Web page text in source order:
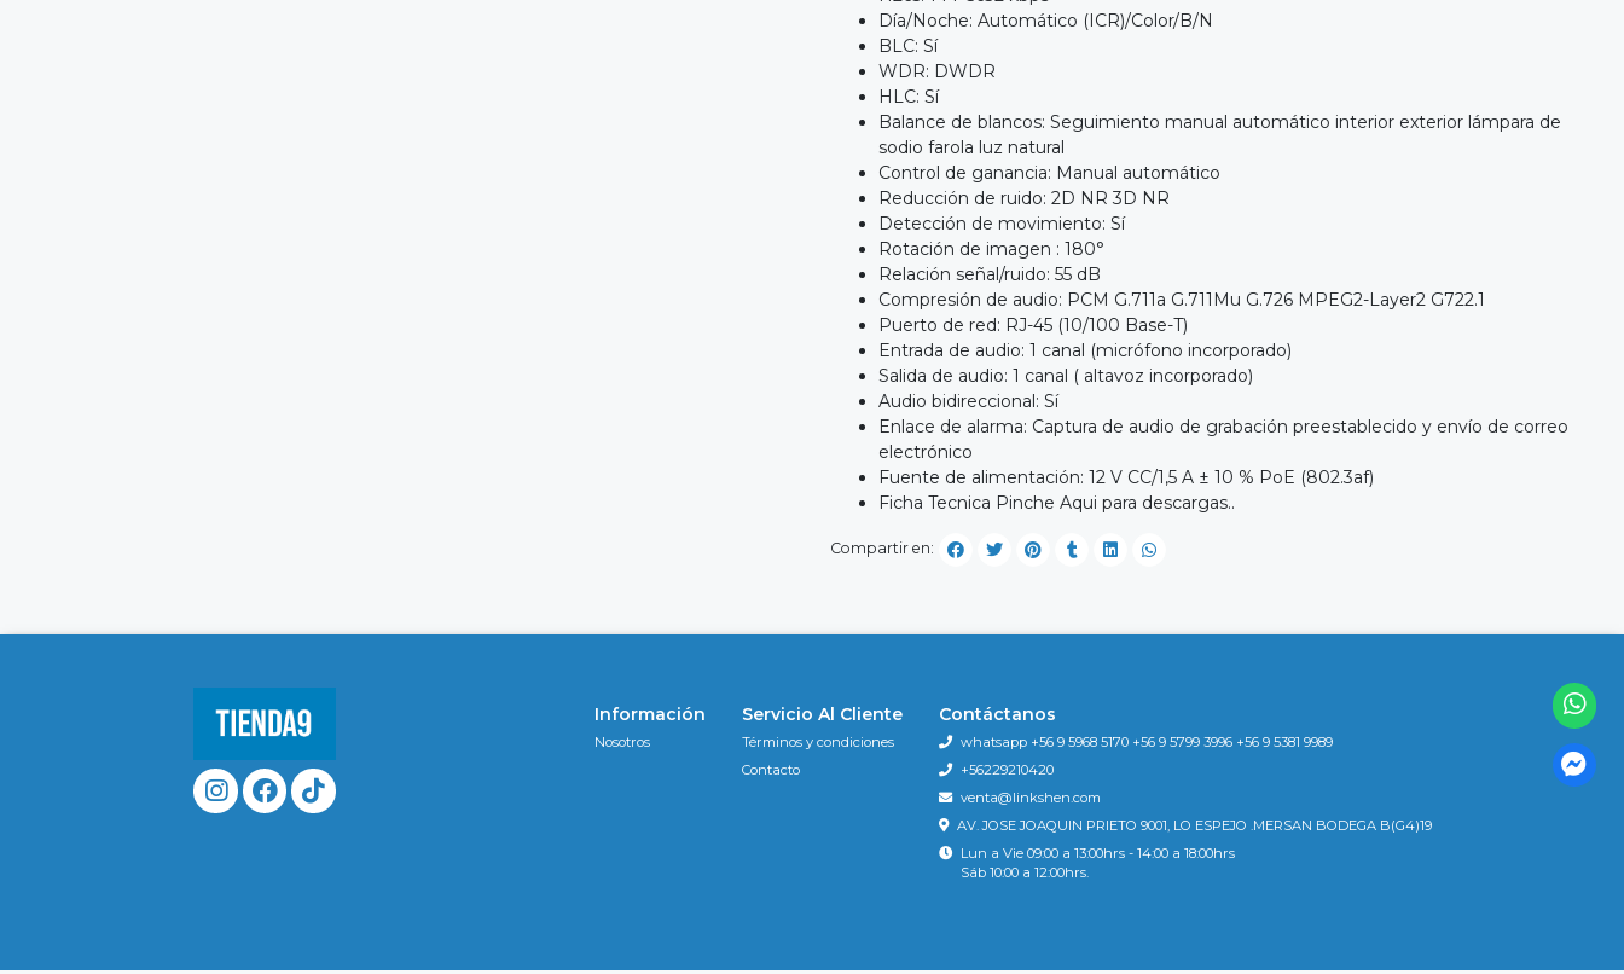
Día/Noche: Automático (ICR)/Color/B/N
BLC: Sí
WDR: DWDR
HLC: Sí
Balance de blancos: Seguimiento manual automático interior exterior lámpara de
sodio farola luz natural
Control de ganancia: Manual automático
Reducción de ruido: 2D NR 3D NR
Detección de movimiento: Sí
Rotación de imagen : 180°
Relación señal/ruido: 55 dB
Compresión de audio: PCM G.711a G.711Mu G.726 MPEG2-Layer2 G722.1
Puerto de red: RJ-45 (10/100 Base-T)
Entrada de audio: 1 canal (micrófono incorporado)
Salida de audio: 1 canal ( altavoz incorporado)
Audio bidireccional: Sí
Enlace de alarma: Captura de audio de grabación preestablecido y envío de correo
electrónico
Fuente de alimentación: 12 V CC/1,5 A ± 10 % PoE (802.3af)
Ficha Tecnica Pinche Aqui para descargas..
Compartir en:
Información
Nosotros
Servicio Al Cliente
Términos y condiciones
Contacto
Contáctanos
whatsapp +56 9 5968 5170 +56 9 5799 3996 +56 9 5381 9989
+56229210420
venta@linkshen.com
AV. JOSE JOAQUIN PRIETO 9001, LO ESPEJO .MERSAN BODEGA B(G4)19
Lun a Vie 09:00 a 13:00hrs - 14:00 a 18:00hrs
Sáb 10:00 a 12:00hrs.